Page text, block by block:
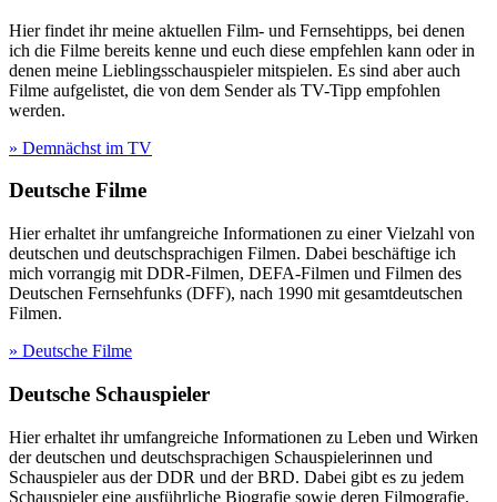
Hier findet ihr meine aktuellen Film- und Fernsehtipps, bei denen
ich die Filme bereits kenne und euch diese empfehlen kann oder in
denen meine Lieblingsschauspieler mitspielen. Es sind aber auch
Filme aufgelistet, die von dem Sender als TV-Tipp empfohlen
werden.
» Demnächst im TV
Deutsche Filme
Hier erhaltet ihr umfangreiche Informationen zu einer Vielzahl von
deutschen und deutschsprachigen Filmen. Dabei beschäftige ich
mich vorrangig mit DDR-Filmen, DEFA-Filmen und Filmen des
Deutschen Fernsehfunks (DFF), nach 1990 mit gesamtdeutschen
Filmen.
» Deutsche Filme
Deutsche Schauspieler
Hier erhaltet ihr umfangreiche Informationen zu Leben und Wirken
der deutschen und deutschsprachigen Schauspielerinnen und
Schauspieler aus der DDR und der BRD. Dabei gibt es zu jedem
Schauspieler eine ausführliche Biografie sowie deren Filmografie.